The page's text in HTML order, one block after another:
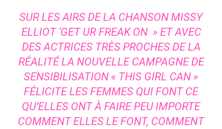
SUR LES AIRS DE LA CHANSON MISSY
ELLIOT ‘GET UR FREAK ON » ET AVEC
DES ACTRICES TRÈS PROCHES DE LA
RÉALITÉ LA NOUVELLE CAMPAGNE DE
SENSIBILISATION « THIS GIRL CAN »
FÉLICITE LES FEMMES QUI FONT CE
QU’ELLES ONT À FAIRE PEU IMPORTE
COMMENT ELLES LE FONT, COMMENT